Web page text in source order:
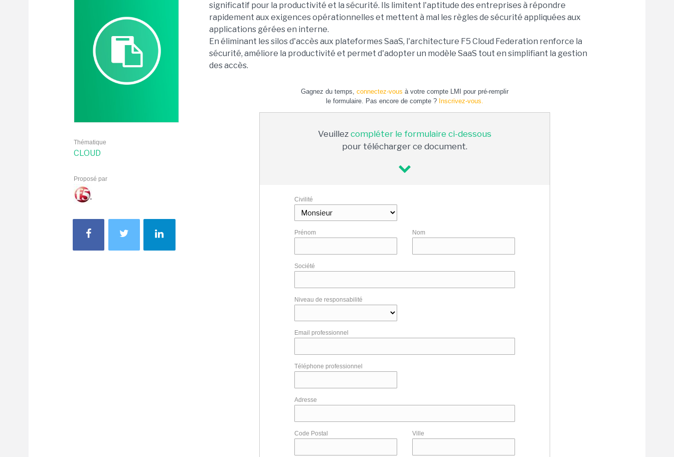
Thématique
CLOUD
Proposé par
significatif pour la productivité et la sécurité. Ils limitent l'aptitude des entreprises à répondre
rapidement aux exigences opérationnelles et mettent à mal les règles de sécurité appliquées aux
applications gérées en interne.
En éliminant les silos d'accès aux plateformes SaaS, l'architecture F5 Cloud Federation renforce la
sécurité, améliore la productivité et permet d'adopter un modèle SaaS tout en simplifiant la gestion
des accès.
Gagnez du temps, connectez-vous à votre compte LMI pour pré-remplir
le formulaire. Pas encore de compte ? Inscrivez-vous.
Veuillez compléter le formulaire ci-dessous
pour télécharger ce document.
Civilité
Prénom Nom
Société
Niveau de responsabilité
Email professionnel
Téléphone professionnel
Adresse
Code Postal Ville